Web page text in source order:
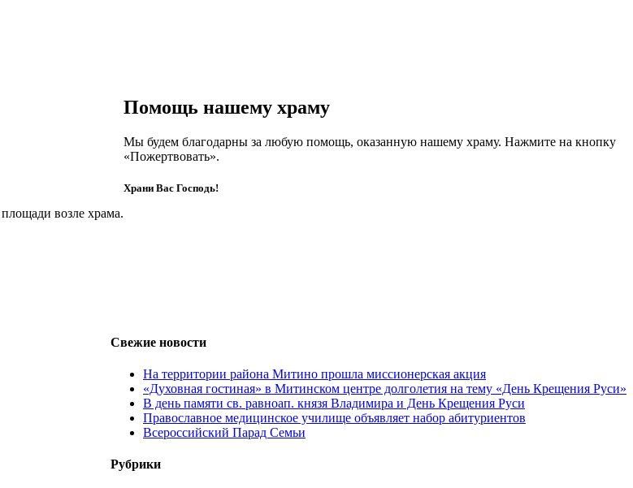
возле храма.
Свежие новости
На территории района Митино прошла миссионерская акция
«Духовная гостиная» в Митинском центре долголетия на тему «День Крещения Руси»
В день памяти св. равноап. князя Владимира и День Крещения Руси
Православное медицинское училище объявляет набор абитуриентов
Всероссийский Парад Семьи
Рубрики
Помощь нашему храму
Мы будем благодарны за любую помощь, оказанную нашему храму. Нажмите на кнопку
«Пожертвовать».
Храни Вас Господь!